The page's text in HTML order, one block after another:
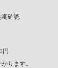
期確認
円
ります。